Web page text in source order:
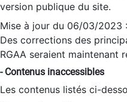
version publique du site.
Mise à jour du 06/03/2023 :
Des corrections des
RGAA seraient maintenant
- Contenus inaccessibles
Les contenus listés ci-